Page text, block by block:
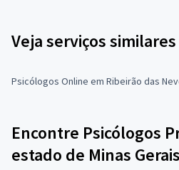
Veja serviços
Psicólogos Online em Ribeirão das
Encontre Psicólogos
estado de Minas Gerais